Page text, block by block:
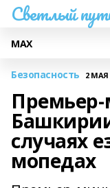
Светлый
МАХ
Безопасность 2 МАЯ
случаях
мопедах